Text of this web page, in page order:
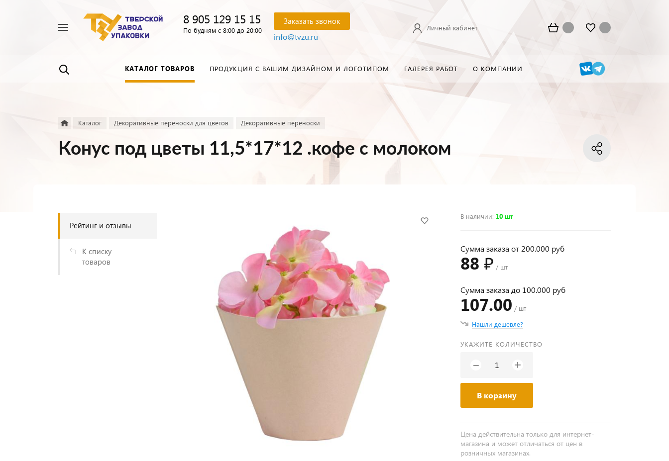
8 905 129 15 15
По будням с 8:00 до 20:00
Заказать звонок
info@tvzu.ru
Личный кабинет
КАТАЛОГ ТОВАРОВ ПРОДУКЦИЯ С ВАШИМ ДИЗАЙНОМ И ЛОГОТИПОМ ГАЛЕРЕЯ РАБОТ О КОМПАНИИ
Каталог Декоративные переноски для цветов Декоративные переноски
Конус под цветы 11,5*17*12 .кофе с молоком
Рейтинг и отзывы
К списку
товаров
В наличии: 10 шт
Сумма заказа от 200.000 руб
88 ₽ / шт
Сумма заказа до 100.000 руб
107.00 / шт
Нашли дешевле?
УКАЖИТЕ КОЛИЧЕСТВО
− +
В корзину
Цена действительна только для интернет-
магазина и может отличаться от цен в
розничных магазинах.